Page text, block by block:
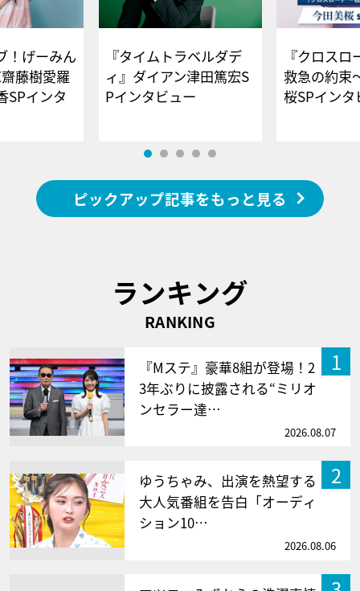
！げーみん
藤樹愛羅
SPインタ
『タイムトラベルダデ
ィ』ダイアン津田篤宏S
Pインタビュー
『クロス
救急の約束
桜SPイ
ピックアップ記事をもっと見る
ランキング
RANKING
1
『Mステ』豪華8組が登場！2
3年ぶりに披露される“ミリオ
ンセラー達…
2026.08.07
2
ゆうちゃみ、出演を熱望する
大人気番組を告白「オーディ
ション10…
2026.08.06